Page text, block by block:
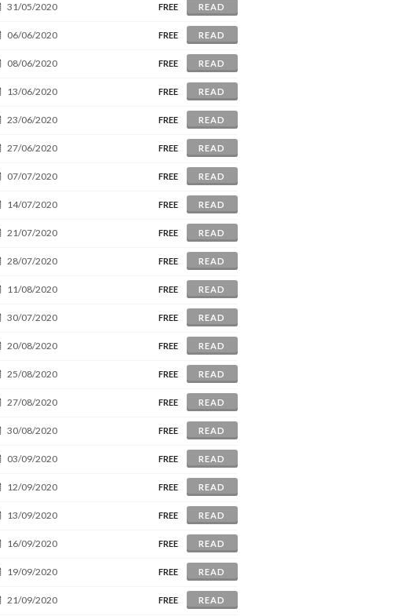
31/05/2020 FREE READ
06/06/2020 FREE READ
08/06/2020 FREE READ
13/06/2020 FREE READ
23/06/2020 FREE READ
27/06/2020 FREE READ
07/07/2020 FREE READ
14/07/2020 FREE READ
21/07/2020 FREE READ
28/07/2020 FREE READ
11/08/2020 FREE READ
30/07/2020 FREE READ
20/08/2020 FREE READ
25/08/2020 FREE READ
27/08/2020 FREE READ
30/08/2020 FREE READ
03/09/2020 FREE READ
12/09/2020 FREE READ
13/09/2020 FREE READ
16/09/2020 FREE READ
19/09/2020 FREE READ
21/09/2020 FREE READ